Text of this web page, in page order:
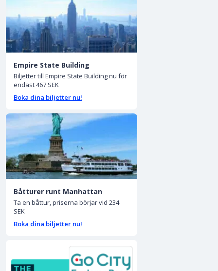
Empire State Building
Biljetter till Empire State Building nu för
endast 467 SEK
Boka dina biljetter nu!
Båtturer runt Manhattan
Ta en båttur, priserna börjar vid 234
SEK
Boka dina biljetter nu!